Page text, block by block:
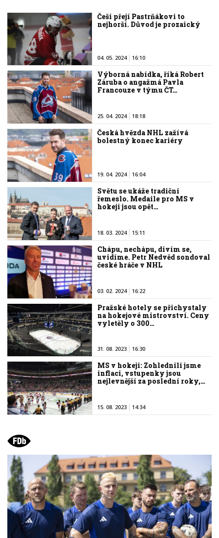
Češi přejí Pastrňákovi to
nejhorší. Důvod je prozaický
04. 05. 2024 16:10
Výborná nabídka, říká Robert
Záruba o angažmá Pavla
Francouze v týmu ČT…
25. 04. 2024 18:18
Česká hvězda NHL zažívá
bolestný konec kariéry
19. 04. 2024 16:04
Světu se ukáže tradiční
řemeslo. Medaile pro MS v
hokeji jsou opět…
18. 03. 2024 15:11
Chápu, nechápu, divím se,
uvidíme. Petr Nedvěd sondoval
české hráče v NHL
03. 02. 2024 16:22
Pražské hotely se přichystaly
na hokejové mistrovství. Ceny
vyletěly o 300…
31. 08. 2023 16:30
MS v hokeji: Zohlednili jsme
inflaci, vstupenky jsou
nejlevnější za poslední roky,…
15. 08. 2023 14:34